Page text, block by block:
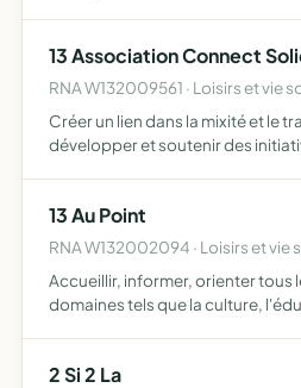
13 Association Connect
RNA W132009561 · Loisirs et vie
Créer un lien dans la mixité et le
développer et soutenir des
bureautique, des …
13 Au Point
RNA W132002094 · Loisirs et vie
Accueillir, informer, orienter tous
domaines tels que la culture,
2 Si 2 La